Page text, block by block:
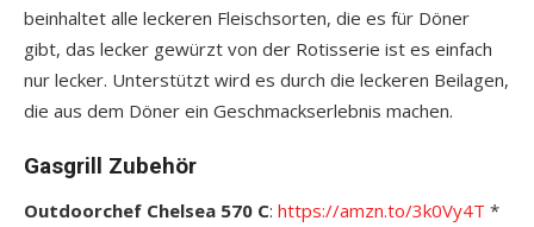
beinhaltet alle leckeren Fleischsorten, die es für Döner
gibt, das lecker gewürzt von der Rotisserie ist es einfach
nur lecker. Unterstützt wird es durch die leckeren Beilagen,
die aus dem Döner ein Geschmackserlebnis machen.
Gasgrill Zubehör
Outdoorchef Chelsea 570 C: https://amzn.to/3k0Vy4T *